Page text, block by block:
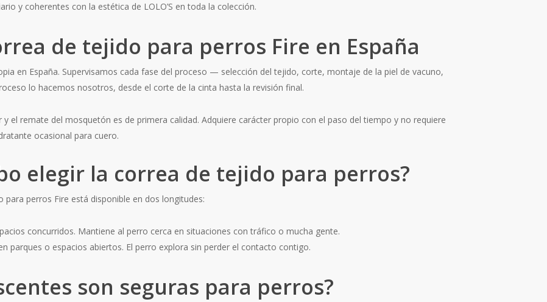
y coherentes con la estética de LOLO’S en toda la colección.
de tejido para perros Fire en España
en España. Supervisamos cada fase del proceso — selección del tejido, corte, montaje de la piel de vacuno,
lo hacemos nosotros, desde el corte de la cinta hasta la revisión final.
el remate del mosquetón es de primera calidad. Adquiere carácter propio con el paso del tiempo y no requiere
ocasional para cuero.
elegir la correa de tejido para perros?
perros Fire está disponible en dos longitudes:
concurridos. Mantiene al perro cerca en situaciones con tráfico o mucha gente.
parques o espacios abiertos. El perro explora sin perder el contacto contigo.
son seguras para perros?